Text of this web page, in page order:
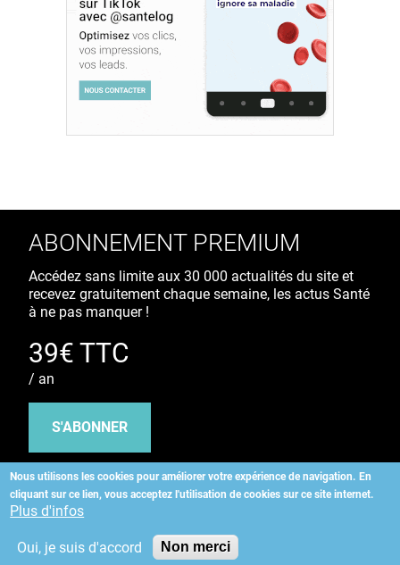
Nous utilisons les cookies pour améliorer votre expérience de navigation. En
cliquant sur ce lien, vous acceptez l'utilisation de cookies sur ce site internet.
Plus d'infos
Oui, je suis d'accord Non merci
ABONNEMENT PREMIUM
Accédez sans limite aux 30 000 actualités du site et
recevez gratuitement chaque semaine, les actus Santé
à ne pas manquer !
39€ TTC
/ an
S'ABONNER
Copyright©2026 ALLIEDHEALTH
KAURIWEB